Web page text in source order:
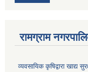
रामग्राम
व्यवसायिक कृषिद्वारा खाद्य